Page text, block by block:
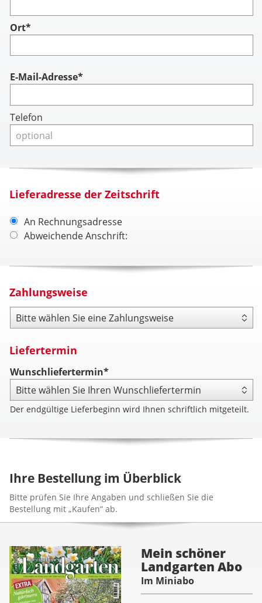
Ort*
Account
E-Mail-Adresse*
Telefon
Lieferadresse der Zeitschrift
An Rechnungsadresse
Abweichende Anschrift:
Zahlungsweise
Zahlungsweise
Liefertermin
Wunschliefertermin*
Der endgültige Lieferbeginn wird Ihnen schriftlich mitgeteilt.
Ihre Bestellung im Überblick
Bitte prüfen Sie Ihre Angaben und schließen Sie die
Bestellung mit „Kaufen“ ab.
Mein schöner
Landgarten Abo
Im Miniabo